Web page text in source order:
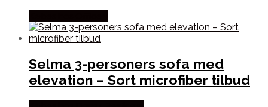
Selma 3-personers sofa med
elevation – Sort microfiber tilbud